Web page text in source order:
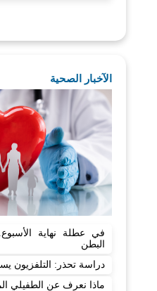
الآخبار الصحية
البطن
دراسة تحذر: التلفزيون
ماذا نعرف عن الطفيلي